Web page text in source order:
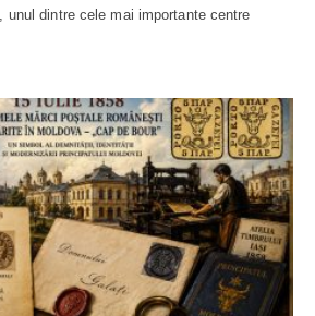
unul dintre cele mai importante centre